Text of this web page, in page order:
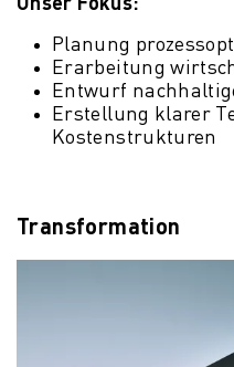
Planung
Erarbeitung
Entwurf
Erstellung klarer
Kostenstrukturen
Transformation